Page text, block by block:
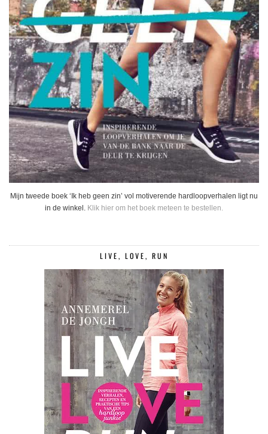
Mijn tweede boek ‘Ik heb geen zin’ vol motiverende hardloopverhalen ligt nu
in de winkel. Klik hier om het boek meteen te bestellen.
LIVE, LOVE, RUN